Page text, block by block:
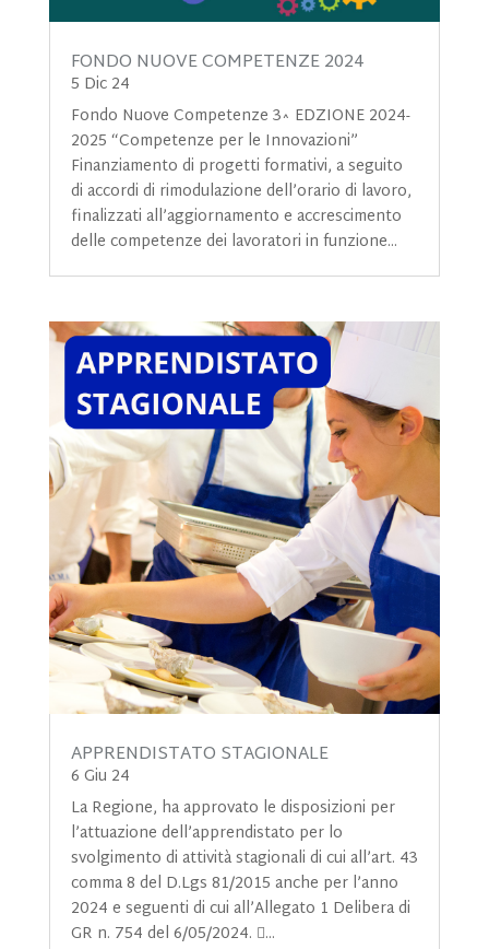
FONDO NUOVE COMPETENZE 2024
5 Dic 24
Fondo Nuove Competenze 3^ EDZIONE 2024-
2025 “Competenze per le Innovazioni”
Finanziamento di progetti formativi, a seguito
di accordi di rimodulazione dell’orario di lavoro,
finalizzati all’aggiornamento e accrescimento
delle competenze dei lavoratori in funzione...
APPRENDISTATO STAGIONALE
6 Giu 24
La Regione, ha approvato le disposizioni per
l’attuazione dell’apprendistato per lo
svolgimento di attività stagionali di cui all’art. 43
comma 8 del D.Lgs 81/2015 anche per l’anno
2024 e seguenti di cui all’Allegato 1 Delibera di
GR n. 754 del 6/05/2024. ...